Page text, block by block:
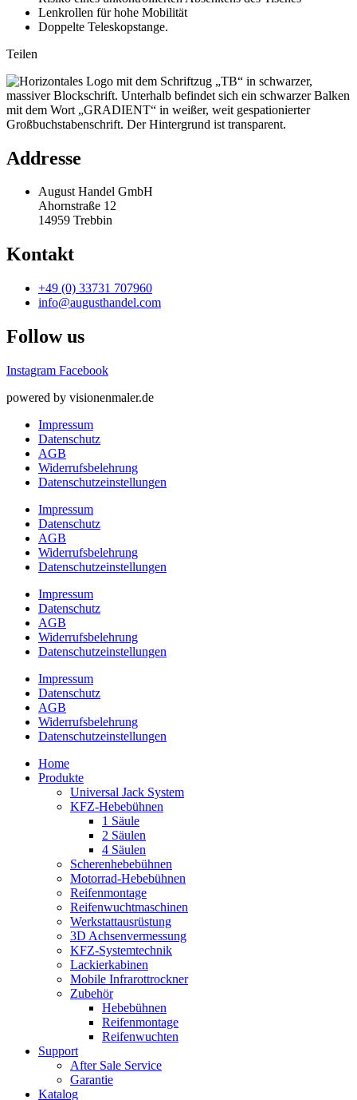
Lenkrollen für hohe Mobilität
Doppelte Teleskopstange.
Teilen
Addresse
August Handel GmbH
Ahornstraße 12
14959 Trebbin
Kontakt
+49 (0) 33731 707960
info@augusthandel.com
Follow us
Instagram Facebook
powered by visionenmaler.de
Impressum
Datenschutz
AGB
Widerrufsbelehrung
Datenschutz­­einstellungen
Impressum
Datenschutz
AGB
Widerrufsbelehrung
Datenschutz­­einstellungen
Impressum
Datenschutz
AGB
Widerrufsbelehrung
Datenschutz­­einstellungen
Impressum
Datenschutz
AGB
Widerrufsbelehrung
Datenschutz­­einstellungen
Home
Produkte
Universal Jack System
KFZ-Hebebühnen
1 Säule
2 Säulen
4 Säulen
Scherenhebebühnen
Motorrad-Hebebühnen
Reifenmontage
Reifenwuchtmaschinen
Werkstattausrüstung
3D Achsenvermessung
KFZ-Systemtechnik
Lackierkabinen
Mobile Infrarottrockner
Zubehör
Hebebühnen
Reifenmontage
Reifenwuchten
Support
After Sale Service
Garantie
Katalog